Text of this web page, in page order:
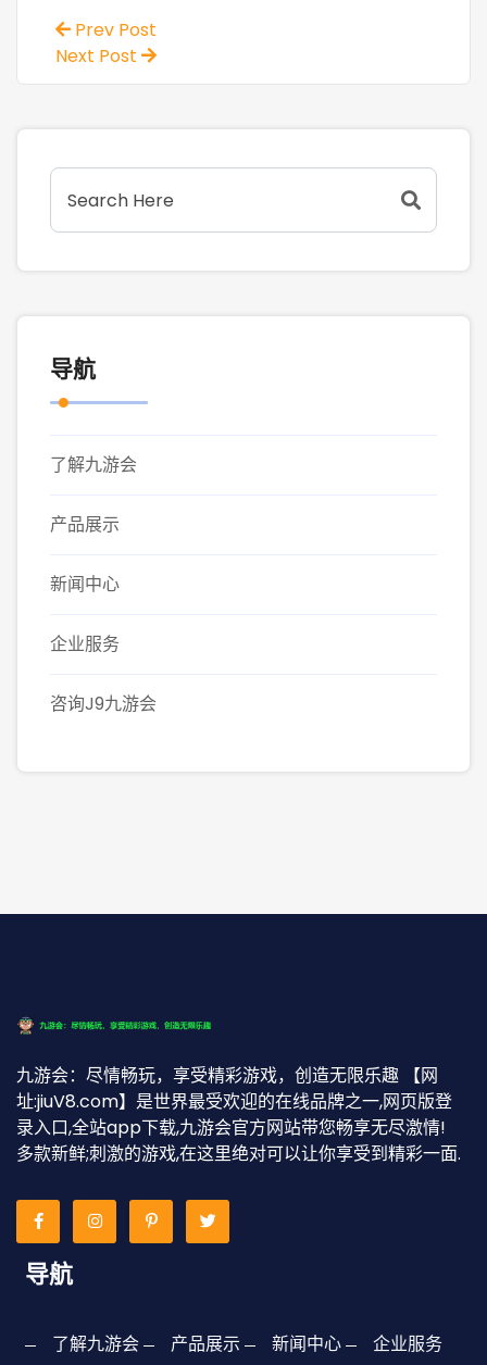
Prev Post
Next Post
导航
了解九游会
产品展示
新闻中心
企业服务
咨询J9九游会
九游会：尽情畅玩，享受精彩游戏，创造无限乐趣 【网
址:jiuV8.com】是世界最受欢迎的在线品牌之一,网页版登
录入口,全站app下载,九游会官方网站带您畅享无尽激情!
多款新鲜;刺激的游戏,在这里绝对可以让你享受到精彩一面.
导航
了解九游会 产品展示 新闻中心 企业服务